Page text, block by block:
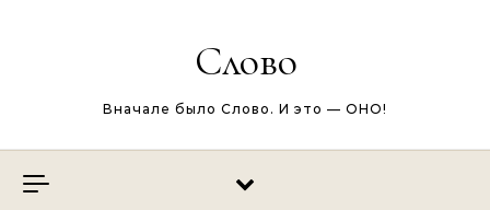
Слово
Вначале было Слово. И это — ОНО!